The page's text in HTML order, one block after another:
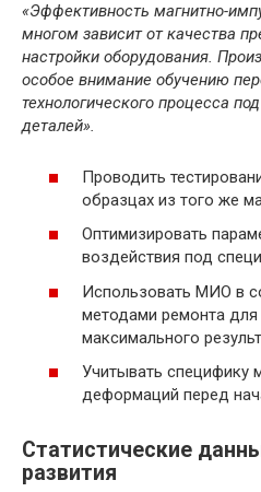
«Эффективность магнитно-
многом зависит от качества
настройки оборудования.
особое внимание обучению
технологического процесса
деталей».
Проводить
образцах из того же
Оптимизировать
воздействия под
Использовать МИО в
методами ремонта
максимального
Учитывать специфику
деформаций перед
Статистические
развития